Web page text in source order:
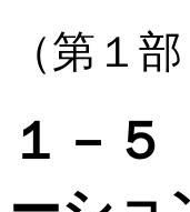
（第１
１－